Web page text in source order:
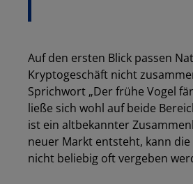
Auf den ersten Blick passen
Kryptogeschäft nicht
Sprichwort „Der frühe Vogel
ließe sich wohl auf beide
ist ein altbekannter
neuer Markt entsteht, kann
nicht beliebig oft vergeben